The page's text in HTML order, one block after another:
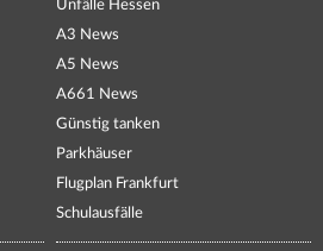
Unfälle Hessen
A3 News
A5 News
A661 News
Günstig tanken
Parkhäuser
Flugplan Frankfurt
Schulausfälle